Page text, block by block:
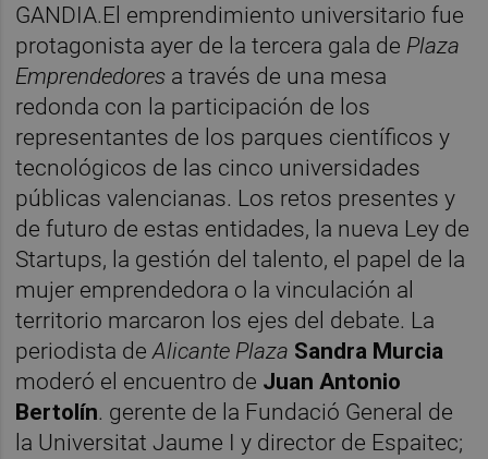
GANDIA.El emprendimiento universitario fue
protagonista ayer de la tercera gala de Plaza
Emprendedores a través de una mesa
redonda con la participación de los
representantes de los parques científicos y
tecnológicos de las cinco universidades
públicas valencianas. Los retos presentes y
de futuro de estas entidades, la nueva Ley de
Startups, la gestión del talento, el papel de la
mujer emprendedora o la vinculación al
territorio marcaron los ejes del debate. La
periodista deAlicante Plaza Sandra Murcia
moderó el encuentro de Juan Antonio
Bertolín. gerente de la Fundació General de
la Universitat Jaume I y director de Espaitec;